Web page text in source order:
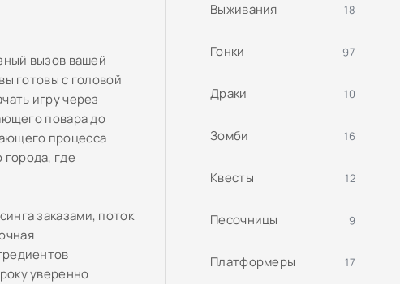
вызов вашей
готовы с головой
игру через
повара до
процесса
где
заказами, поток
уверенно
Выживания 18
Гонки 97
Драки 10
Зомби 16
Квесты 12
Песочницы 9
Платформеры 17